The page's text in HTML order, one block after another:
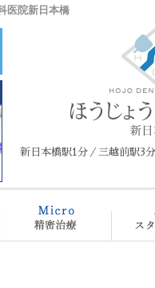
医院新日本橋
新日本橋駅1分／三越前駅3
リニック概要(初めての方
マイクロ